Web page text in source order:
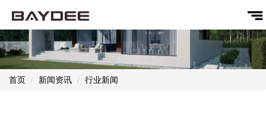
首页 新闻资讯 行业新闻